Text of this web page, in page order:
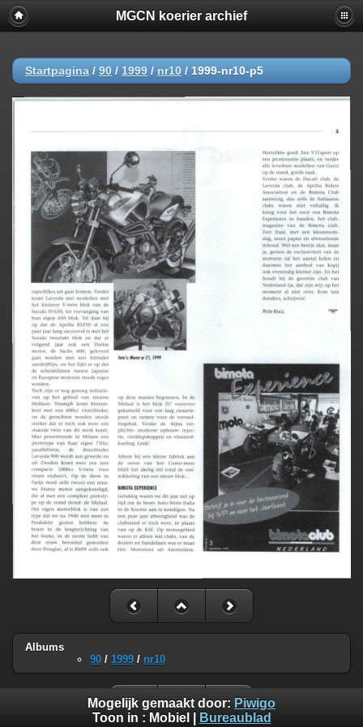
MGCN koerier archief
Startpagina / 90 / 1999 / nr10 / 1999-nr10-p5
Albums
90 / 1999 / nr10
Mogelijk gemaakt door: Piwigo
Toon in : Mobiel Bureaublad